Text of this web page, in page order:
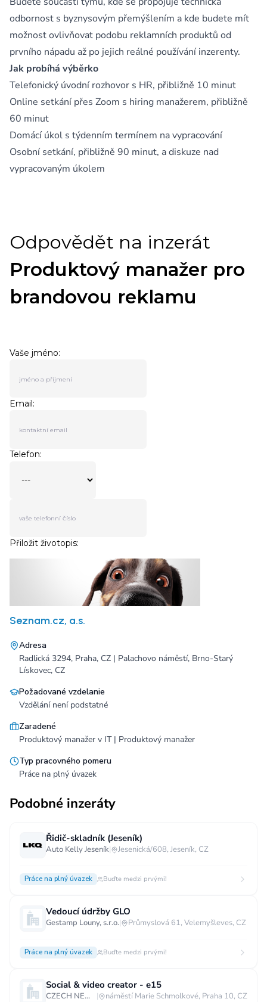
odbornost s byznysovým přemýšlením a kde budete mít
možnost ovlivňovat podobu reklamních produktů od
prvního nápadu až po jejich reálné používání inzerenty.
Jak probíhá výběrko
Telefonický úvodní rozhovor s HR, přibližně 10 minut
Online setkání přes Zoom s hiring manažerem, přibližně
60 minut
Domácí úkol s týdenním termínem na vypracování
Osobní setkání, přibližně 90 minut, a diskuze nad
vypracovaným úkolem
Seznam.cz, a.s.
Adresa
Radlická 3294, Praha, CZ | Palachovo náměstí, Brno-Starý
Lískovec, CZ
Požadované vzdelanie
Vzdělání není podstatné
Zaradené
Produktový manažer v IT | Produktový manažer
Typ pracovného pomeru
Práce na plný úvazek
Podobné inzeráty
Řidič-skladník (Jeseník)
Auto Kelly Jeseník| Jesenická/608, Jeseník, CZ
Práce na plný úvazek Buďte medzi prvými!
Vedoucí údržby GLO
Gestamp Louny, s.r.o.| Průmyslová 61, Velemyšleves, CZ
Práce na plný úvazek Buďte medzi prvými!
Social & video creator - e15
CZECH NEWS CENTER a.s. | náměstí Marie Schmolkové, Praha 10, CZ